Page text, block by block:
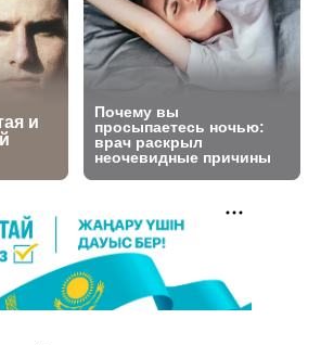
друзья! Предлагаем обзор
за 4 августа
0 1
направил телеграмму
родным и близким Халық
Ивана Гапича
2 42
объявил об открытии своей
академии в Астане
2 40